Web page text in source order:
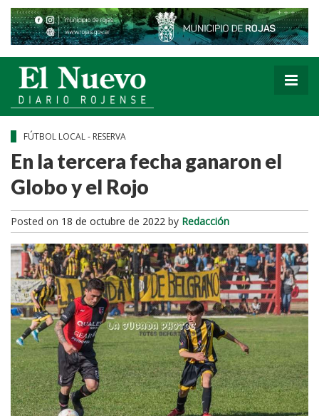
FÚTBOL LOCAL - RESERVA
En la tercera fecha ganaron el
Globo y el Rojo
Posted on 18 de octubre de 2022 by Redacción